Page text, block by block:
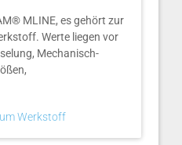
MLINE, es gehört zur
Werte liegen vor
Mechanisch-
Werkstoff